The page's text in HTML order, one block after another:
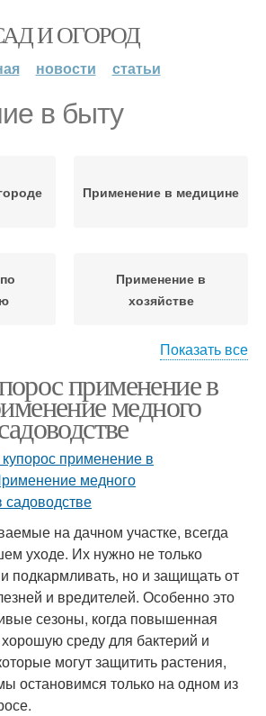
И ОГОРОД
новости статьи
в быту
Применение в медицине
Применение в
хозяйстве
Показать все
применение в
медного
на дачном участке, всегда
уходе. Их нужно не только
подкармливать, но и защищать от
и вредителей. Особенно это
сезоны, когда повышенная
среду для бактерий и
могут защитить растения,
остановимся только на одном из